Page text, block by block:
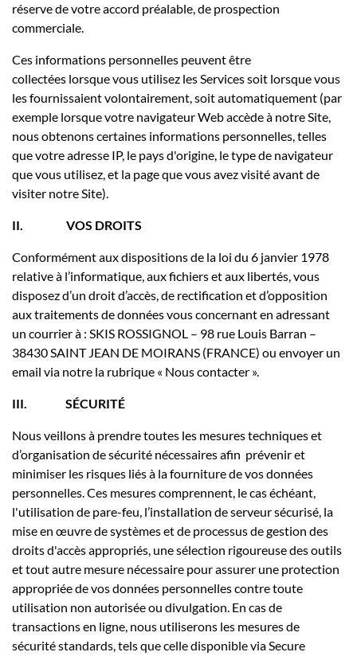
réserve de votre accord préalable, de prospection
commerciale.
Ces informations personnelles peuvent être
collectées lorsque vous utilisez les Services soit lorsque vous
les fournissaient volontairement, soit automatiquement (par
exemple lorsque votre navigateur Web accède à notre Site,
nous obtenons certaines informations personnelles, telles
que votre adresse IP, le pays d'origine, le type de navigateur
que vous utilisez, et la page que vous avez visité avant de
visiter notre Site).
II. VOS DROITS
Conformément aux dispositions de la loi du 6 janvier 1978
relative à l’informatique, aux fichiers et aux libertés, vous
disposez d’un droit d’accès, de rectification et d’opposition
aux traitements de données vous concernant en adressant
un courrier à : SKIS ROSSIGNOL – 98 rue Louis Barran –
38430 SAINT JEAN DE MOIRANS (FRANCE) ou envoyer un
email via notre la rubrique « Nous contacter ».
III. SÉCURITÉ
Nous veillons à prendre toutes les mesures techniques et
d’organisation de sécurité nécessaires afin prévenir et
minimiser les risques liés à la fourniture de vos données
personnelles. Ces mesures comprennent, le cas échéant,
l'utilisation de pare-feu, l’installation de serveur sécurisé, la
mise en œuvre de systèmes et de processus de gestion des
droits d'accès appropriés, une sélection rigoureuse des outils
et tout autre mesure nécessaire pour assurer une protection
appropriée de vos données personnelles contre toute
utilisation non autorisée ou divulgation. En cas de
transactions en ligne, nous utiliserons les mesures de
sécurité standards, tels que celle disponible via Secure